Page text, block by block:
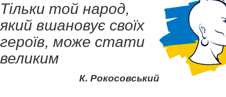
Тільки той народ,
який вшановує своїх
героїв, може стати
великим
К. Рокосовський